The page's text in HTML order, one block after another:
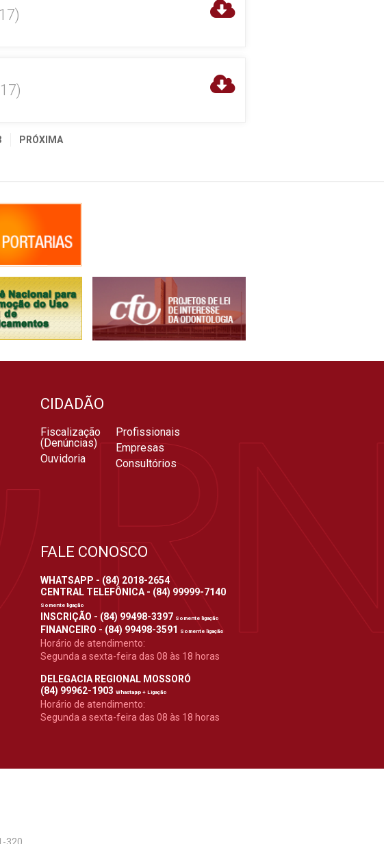
PRÓXIMA
CIDADÃO
Fiscalização
(Denúncias)
Ouvidoria
Profissionais
Empresas
Consultórios
FALE CONOSCO
WHATSAPP - (84) 2018-2654
CENTRAL TELEFÔNICA - (84) 99999-7140
Somente ligação
INSCRIÇÃO - (84) 99498-3397 Somente ligação
FINANCEIRO - (84) 99498-3591 Somente ligação
Horário de atendimento:
Segunda a sexta-feira das 08 às 18 horas
DELEGACIA REGIONAL MOSSORÓ
(84) 99962-1903 Whastapp + Ligação
Horário de atendimento:
Segunda a sexta-feira das 08 às 18 horas